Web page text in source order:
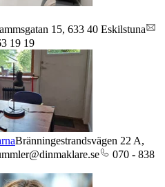
15, 633 40 Eskilstuna
19 19
Bränningestrandsvägen 22 A,
070 - 838